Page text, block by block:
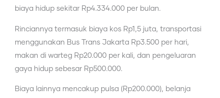
biaya hidup sekitar Rp4.334.000 per bulan.
Rinciannya termasuk biaya kos Rp1,5 juta, transportasi
menggunakan Bus Trans Jakarta Rp3.500 per hari,
makan di warteg Rp20.000 per kali, dan pengeluaran
gaya hidup sebesar Rp500.000.
Biaya lainnya mencakup pulsa (Rp200.000), belanja